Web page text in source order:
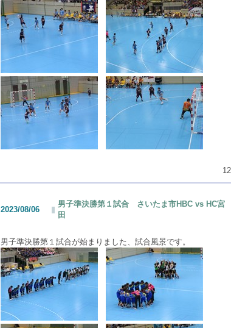
2023/08/06
男子準決勝第１試合 さいたま市HBC vs HC宮
田
男子準決勝第１試合が始まりました、試合風景です。